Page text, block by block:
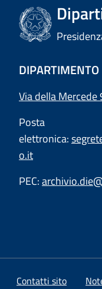
DIPARTIMENTO
Via della
Posta
elettronica:
o.it
PEC:
Contatti sito